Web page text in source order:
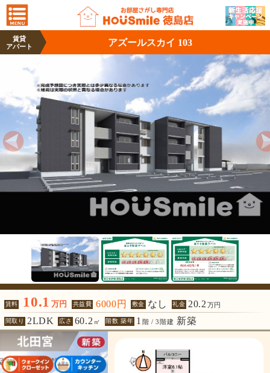
賃貸
アパート
アズールスカイ 103
賃料 10.1 万円 共益費 6000円 敷金 なし 礼金 20.2 万円
間取り 2LDK 広さ 60.2 ㎡ 階数 築年 1 階 / 3階建 新築